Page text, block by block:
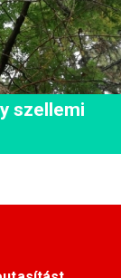
szellemi